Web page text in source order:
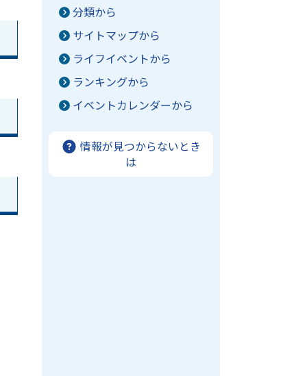
分類から
サイトマップから
ライフイベントから
ランキングから
イベントカレンダーから
情報が見つからないとき
は